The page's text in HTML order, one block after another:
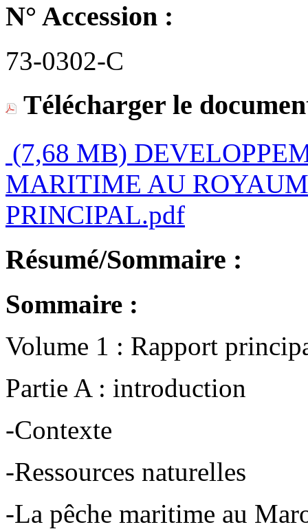
N° Accession :
73-0302-C
Télécharger le
(7,68 MB)
MARITIME AU
PRINCIPAL.pdf
Résumé/Sommaire :
Sommaire :
Volume 1 : Rapport
Partie A : introduction
-Contexte
-Ressources naturelles
-La pêche maritime au